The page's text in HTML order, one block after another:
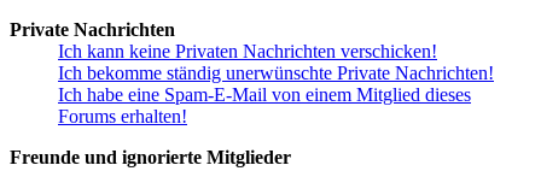
Private Nachrichten
Ich kann keine Privaten Nachrichten verschicken!
Ich bekomme ständig unerwünschte Private Nachrichten!
Ich habe eine Spam-E-Mail von einem Mitglied dieses
Forums erhalten!
Freunde und ignorierte Mitglieder